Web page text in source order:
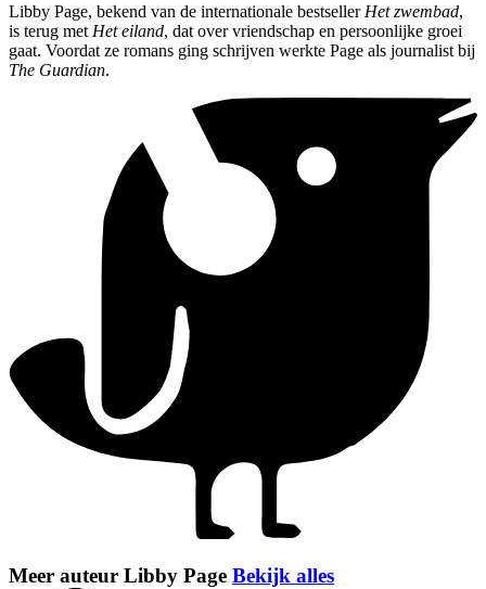
Libby Page, bekend van de internationale bestsellerHet zwembad,
is terug met Het eiland, dat over vriendschap en persoonlijke groei
gaat. Voordat ze romans ging schrijven werkte Page als journalist bij
The Guardian.
Meer auteur Libby Page Bekijk alles